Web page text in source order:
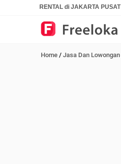
RENTAL di JAKARTA PUSAT
Home / Jasa Dan Lowongan